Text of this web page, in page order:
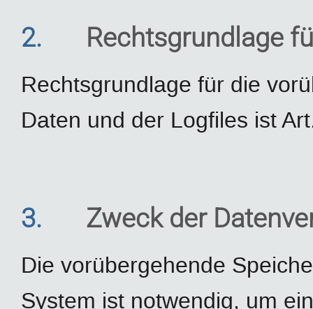
2. Rechtsgrundlage
Rechtsgrundlage für die
Daten und der Logfiles ist
3. Zweck der
Die vorübergehende
System ist notwendig, um